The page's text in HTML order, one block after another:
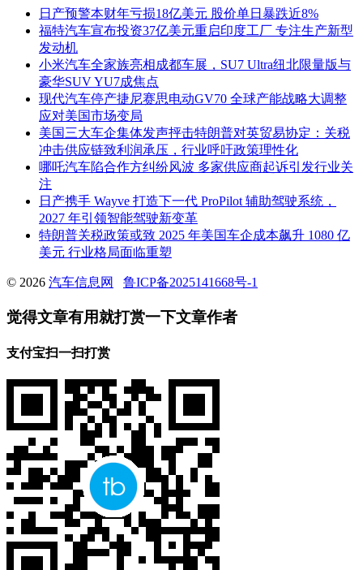
日产预警本财年亏损18亿美元 股价单日暴跌近8%
福特汽车宣布投资37亿美元重启印度工厂 专注生产新型
发动机
小米汽车全家族亮相成都车展，SU7 Ultra纽北限量版与
豪华SUV YU7成焦点
现代汽车停产捷尼赛思电动GV70 全球产能战略大调整
应对美国市场变局
美国三大车企集体发声抨击特朗普对英贸易协定：关税
冲击供应链致利润承压，行业呼吁政策理性化
哪吒汽车陷合作方纠纷风波 多家供应商起诉引发行业关
注
日产携手 Wayve 打造下一代 ProPilot 辅助驾驶系统，
2027 年引领智能驾驶新变革
特朗普关税政策或致 2025 年美国车企成本飙升 1080 亿
美元 行业格局面临重塑
© 2026 汽车信息网 鲁ICP备2025141668号-1
觉得文章有用就打赏一下文章作者
支付宝扫一扫打赏